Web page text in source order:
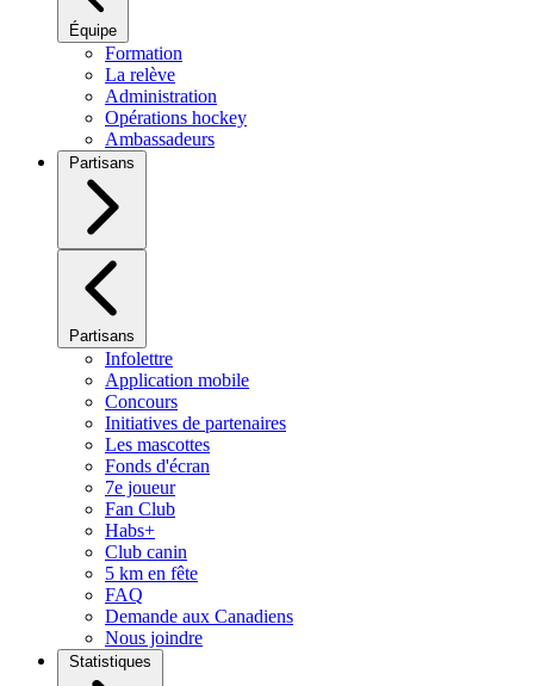
Équipe
Formation
La relève
Administration
Opérations hockey
Ambassadeurs
Partisans
Partisans
Infolettre
Application mobile
Concours
Initiatives de partenaires
Les mascottes
Fonds d'écran
7e joueur
Fan Club
Habs+
Club canin
5 km en fête
FAQ
Demande aux Canadiens
Nous joindre
Statistiques